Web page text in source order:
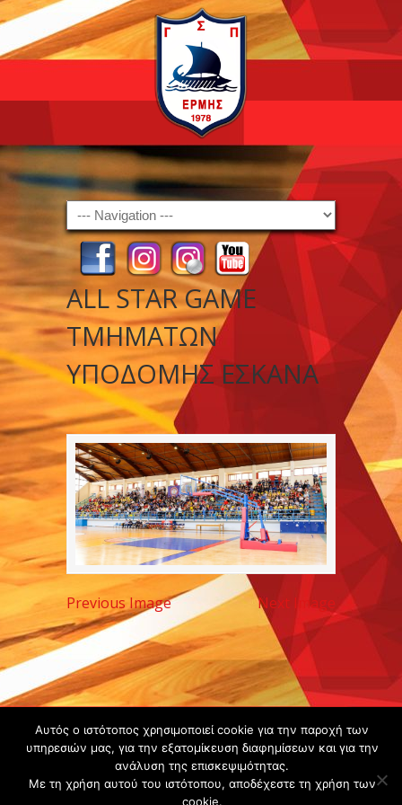
Navigation
ALL STAR GAME
ΤΜΗΜΑΤΩΝ
ΥΠΟΔΟΜΗΣ ΕΣΚΑΝΑ
Previous Image Next Image
Copyright ©
2020 -
Gsperamatosermis.gr
All rights
Αυτός ο ιστότοπος χρησιμοποιεί cookie για την παροχή των
υπηρεσιών μας, για την εξατομίκευση διαφημίσεων και για την
ανάλυση της επισκεψιμότητας.
Με τη χρήση αυτού του ιστότοπου, αποδέχεστε τη χρήση των
cookie.